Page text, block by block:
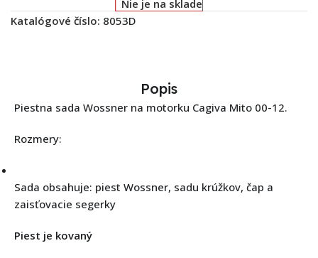
Nie je na sklade
Katalógové číslo: 8053D
Popis
Piestna sada Wossner na motorku Cagiva Mito 00-12.
Rozmery:
Sada obsahuje: piest Wossner, sadu krúžkov, čap a
zaisťovacie segerky
Piest je kovaný